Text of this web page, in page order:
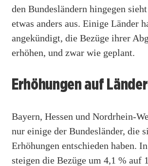
den Bundesländern hingegen
etwas anders aus. Einige Länder
angekündigt, die Bezüge ihrer
erhöhen, und zwar wie geplant.
Erhöhungen auf
Bayern, Hessen und Nordrhein-
nur einige der Bundesländer, die
Erhöhungen entschieden haben.
steigen die Bezüge um 4,1 % auf